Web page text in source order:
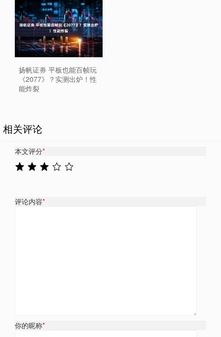
扬帆证券 平板也能百帧玩
《2077》？实测出炉！性
能炸裂
相关评论
本文评分*
评论内容*
你的昵称*